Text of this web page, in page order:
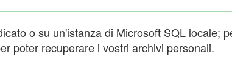
o su un'istanza di Microsoft SQL locale;
poter recuperare i vostri archivi personali.